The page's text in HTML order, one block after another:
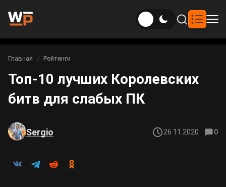
Новости
Новости Genshin Impact
Новости Honkai: Star Rail
Новости Zenless Zone Zero
Игры
Genshin Impact
Honkai: Star Rail
Neverness to Everness
Билды
Билды Genshin Impact
Интересное
Вы здесь:
Главная Рейтинги
Топ-10 лучших Королевских
битв для слабых ПК
Sergio 26.11.2020 0